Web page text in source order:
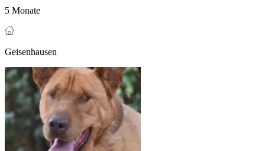
5 Monate
Geisenhausen